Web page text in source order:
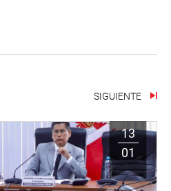
SIGUIENTE
13
01